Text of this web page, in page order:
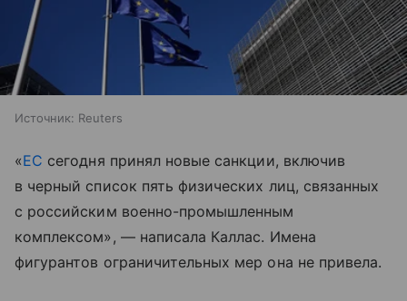
Источник: Reuters
«ЕС сегодня принял новые санкции, включив
в черный список пять физических лиц, связанных
с российским военно-промышленным
комплексом», — написала Каллас. Имена
фигурантов ограничительных мер она не привела.